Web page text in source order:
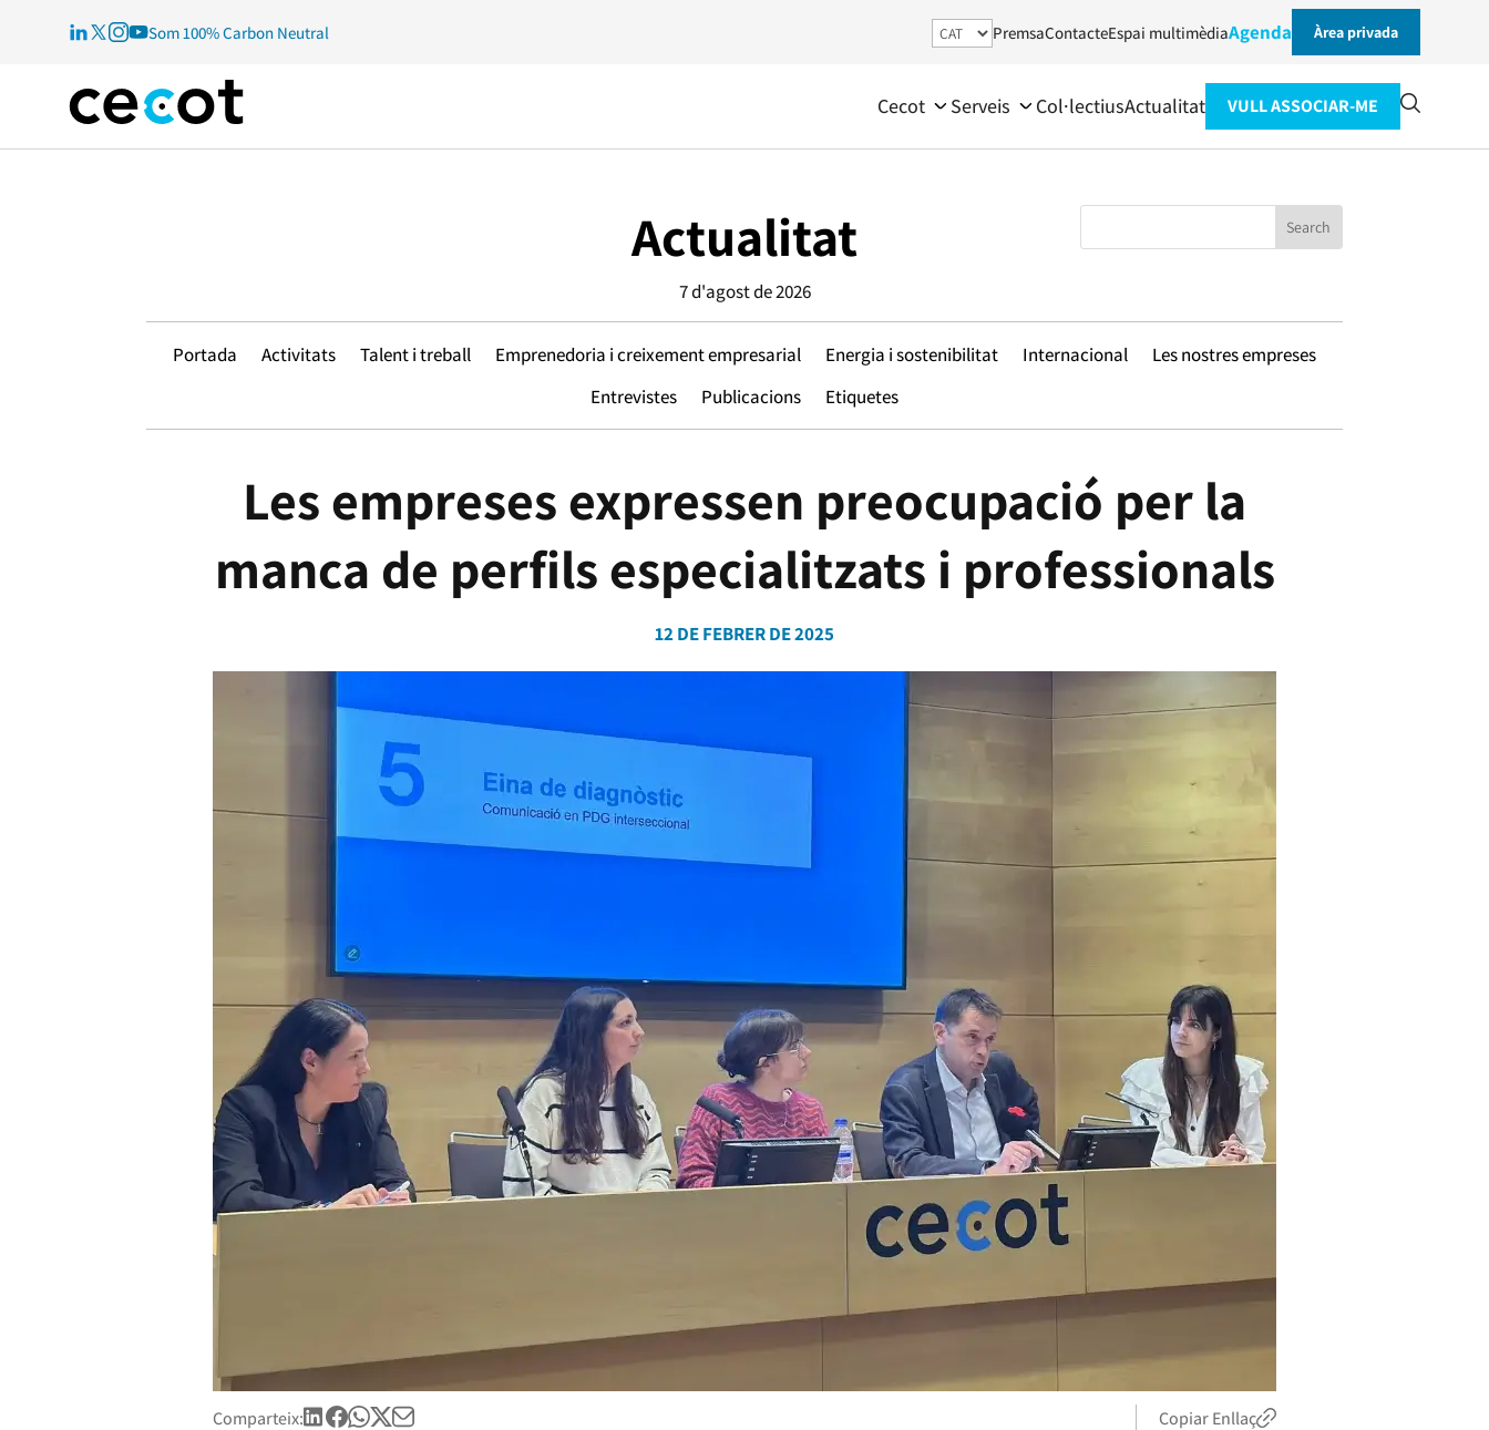
Som 100% Carbon Neutral PremsaContacteEspai multimèdiaAgenda Àrea privada
Cecot Serveis Col·lectiusActualitat VULL ASSOCIAR-ME
Actualitat
7 d'agost de 2026
Portada Activitats Talent i treball Emprenedoria i creixement empresarial Energia i sostenibilitat Internacional
Les nostres empreses
Entrevistes
Publicacions Etiquetes
Les empreses expressen preocupació per la
manca de perfils especialitzats i professionals
12 DE FEBRER DE 2025
Comparteix: Copiar Enllaç